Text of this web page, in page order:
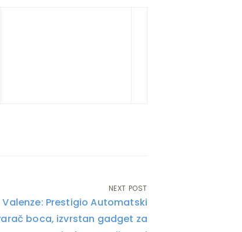
NEXT POST
Valenze: Prestigio Automatski
boca, izvrstan gadget za